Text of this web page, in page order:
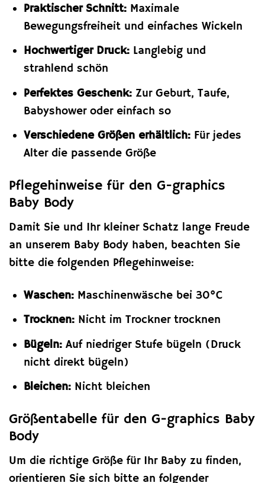
Praktischer Schnitt:Maximale
Bewegungsfreiheit und einfaches Wickeln
Hochwertiger Druck:Langlebig und
strahlend schön
Perfektes Geschenk:Zur Geburt, Taufe,
Babyshower oder einfach so
Verschiedene Größen erhältlich:Für jedes
Alter die passende Größe
Pflegehinweise für den G-graphics
Baby Body
Damit Sie und Ihr kleiner Schatz lange Freude
an unserem Baby Body haben, beachten Sie
bitte die folgenden Pflegehinweise:
Waschen:Maschinenwäsche bei 30°C
Trocknen:Nicht im Trockner trocknen
Bügeln:Auf niedriger Stufe bügeln (Druck
nicht direkt bügeln)
Bleichen:Nicht bleichen
Größentabelle für den G-graphics Baby
Body
Um die richtige Größe für Ihr Baby zu finden,
orientieren Sie sich bitte an folgender